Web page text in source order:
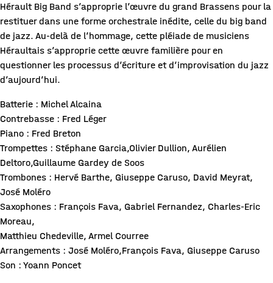
Hérault Big Band s’approprie l’œuvre du grand Brassens pour la
restituer dans une forme orchestrale inédite, celle du big band
de jazz. Au-delà de l’hommage, cette pléiade de musiciens
Héraultais s’approprie cette œuvre familière pour en
questionner les processus d’écriture et d’improvisation du jazz
d’aujourd’hui.
Batterie : Michel Alcaina
Contrebasse : Fred Léger
Piano : Fred Breton
Trompettes : Stéphane Garcia,Olivier Dullion, Aurélien
Deltoro,Guillaume Gardey de Soos
Trombones : Hervé Barthe, Giuseppe Caruso, David Meyrat,
José Moléro
Saxophones : François Fava, Gabriel Fernandez, Charles-Eric
Moreau,
Matthieu Chedeville, Armel Courree
Arrangements : José Moléro,François Fava, Giuseppe Caruso
Son : Yoann Poncet